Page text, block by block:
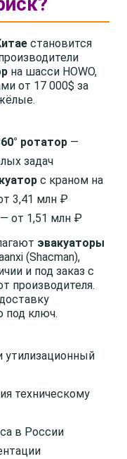
становится
на шасси HOWO,
от 17 000$ за
ротатор —
задач
с краном на
3,41 млн ₽
— от 1,51 млн ₽
эвакуаторы
(Shacman),
и под заказ с
производителя.
под ключ.
техническому
в России